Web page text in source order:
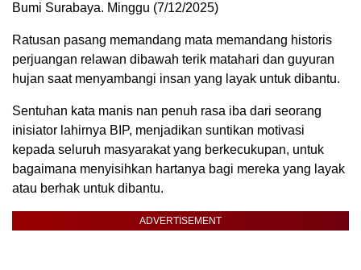
Bumi Surabaya. Minggu (7/12/2025)
Ratusan pasang memandang mata memandang historis
perjuangan relawan dibawah terik matahari dan guyuran
hujan saat menyambangi insan yang layak untuk dibantu.
Sentuhan kata manis nan penuh rasa iba dari seorang
inisiator lahirnya BIP, menjadikan suntikan motivasi
kepada seluruh masyarakat yang berkecukupan, untuk
bagaimana menyisihkan hartanya bagi mereka yang layak
atau berhak untuk dibantu.
ADVERTISEMENT